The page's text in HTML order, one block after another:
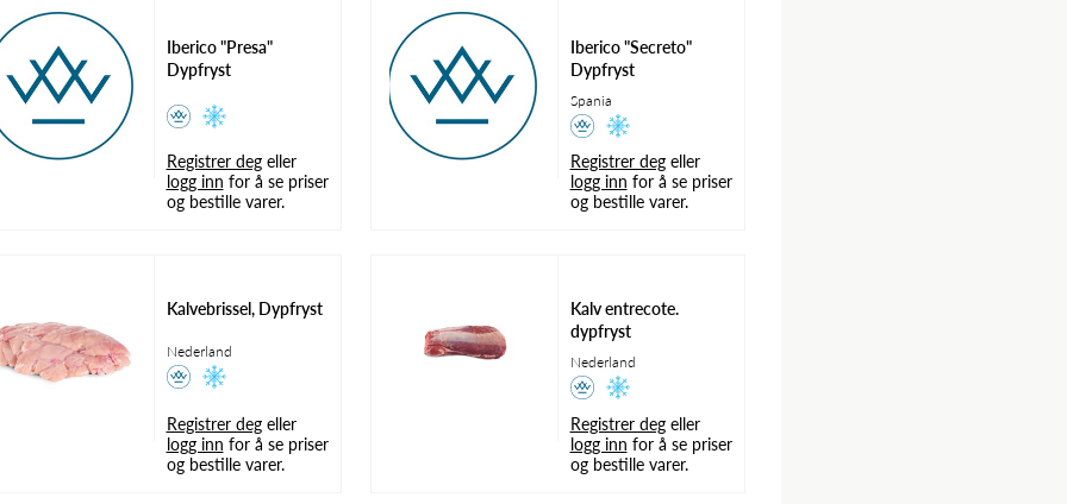
Iberico "Presa"
Dypfryst
Registrer degeller
logg inn for å se priser
og bestille varer.
Iberico "Secreto"
Dypfryst
Spania
Registrer degeller
logg inn for å se priser
og bestille varer.
Kalvebrissel, Dypfryst
Nederland
Registrer degeller
logg inn for å se priser
og bestille varer.
Kalv entrecote.
dypfryst
Nederland
Registrer degeller
logg inn for å se priser
og bestille varer.